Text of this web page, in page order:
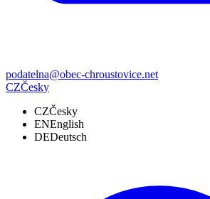
podatelna@obec-chroustovice.net
CZČesky
CZČesky
ENEnglish
DEDeutsch